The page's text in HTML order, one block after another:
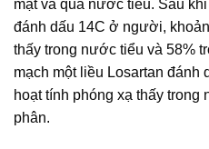
mật và qua nước tiểu. Sau
đánh dấu 14C ở người,
thấy trong nước tiểu và 58%
mạch một liều Losartan
hoạt tính phóng xạ thấy trong
phân.